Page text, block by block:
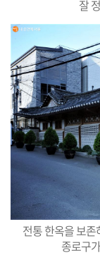
잘
전통 한옥을 보
종로구